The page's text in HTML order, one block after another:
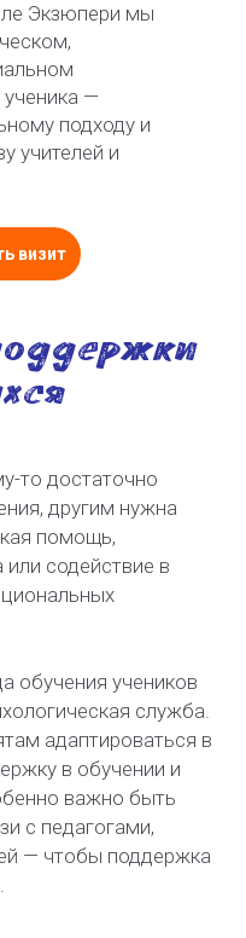
об
и
Экзюпери мы
—
подходу и
учителей и
визит
то достаточно
другим нужна
помощь,
содействие в
обучения учеников
служба.
адаптироваться в
в обучении и
важно быть
с педагогами,
— чтобы поддержка